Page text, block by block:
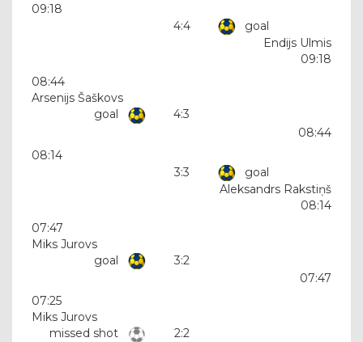
09:18
4:4
goal
Endijs Ulmis
09:18
08:44
Arsenijs Šaškovs
goal
4:3
08:44
08:14
3:3
goal
Aleksandrs Rakstiņš
08:14
07:47
Miks Jurovs
goal
3:2
07:47
07:25
Miks Jurovs
missed shot
2:2